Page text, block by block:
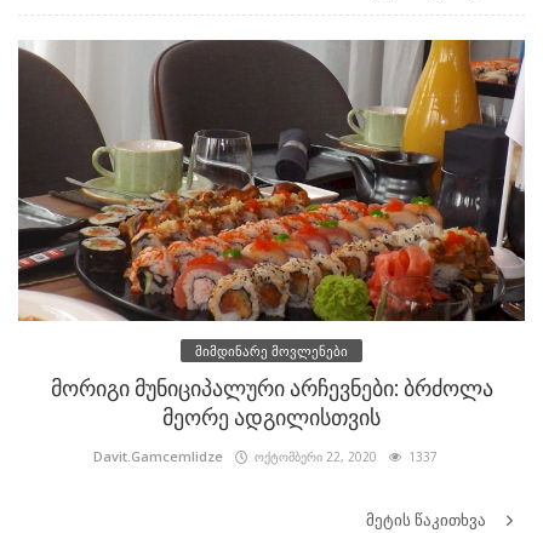
მიმდინარე მოვლენები
მორიგი მუნიციპალური არჩევნები: ბრძოლა
მეორე ადგილისთვის
Davit.Gamcemlidze ოქტომბერი 22, 2020 1337
მეტის წაკითხვა